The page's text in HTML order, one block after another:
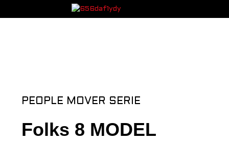
PEOPLE MOVER SERIE
Folks 8 MODEL